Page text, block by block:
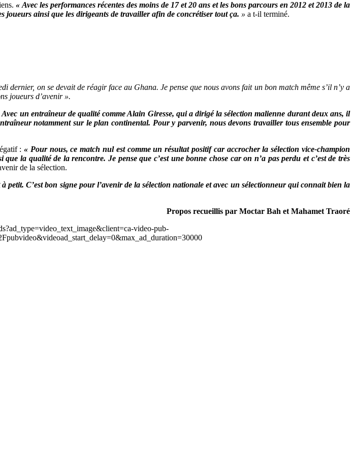
« Avec les performances récentes des moins de 17 et 20 ans et les bons parcours en 2012 et 2013 de la
joueurs ainsi que les dirigeants de travailler afin de concrétiser tout ça. » a t-il terminé.
dernier, on se devait de réagir face au Ghana. Je pense que nous avons fait un bon match même s’il n’y a
joueurs d’avenir ».
Avec un entraîneur de qualité comme Alain Giresse, qui a dirigé la sélection malienne durant deux ans, il
notamment sur le plan continental. Pour y parvenir, nous devons travailler tous ensemble pour
:« Pour nous, ce match nul est comme un résultat positif car accrocher la sélection vice-champion
la qualité de la rencontre. Je pense que c’est une bonne chose car on n’a pas perdu et c’est de très
de la sélection.
C’est bon signe pour l’avenir de la sélection nationale et avec un sélectionneur qui connait bien la
Propos recueillis par Moctar Bah et Mahamet Traoré
video-pub-